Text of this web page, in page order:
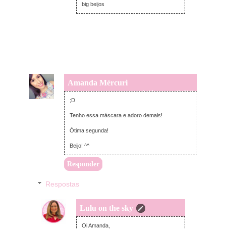
big beijos
Amanda Mércuri
segunda-feira, março 12, 2018
;D
Tenho essa máscara e adoro demais!
Ótima segunda!
Beijo! ^^
Responder
Respostas
Lulu on the sky
segunda-feira, março 12, 2018
Oi Amanda,